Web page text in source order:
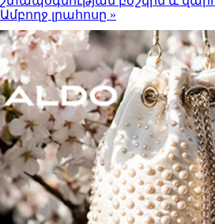
Ամբողջ լրահոսը »